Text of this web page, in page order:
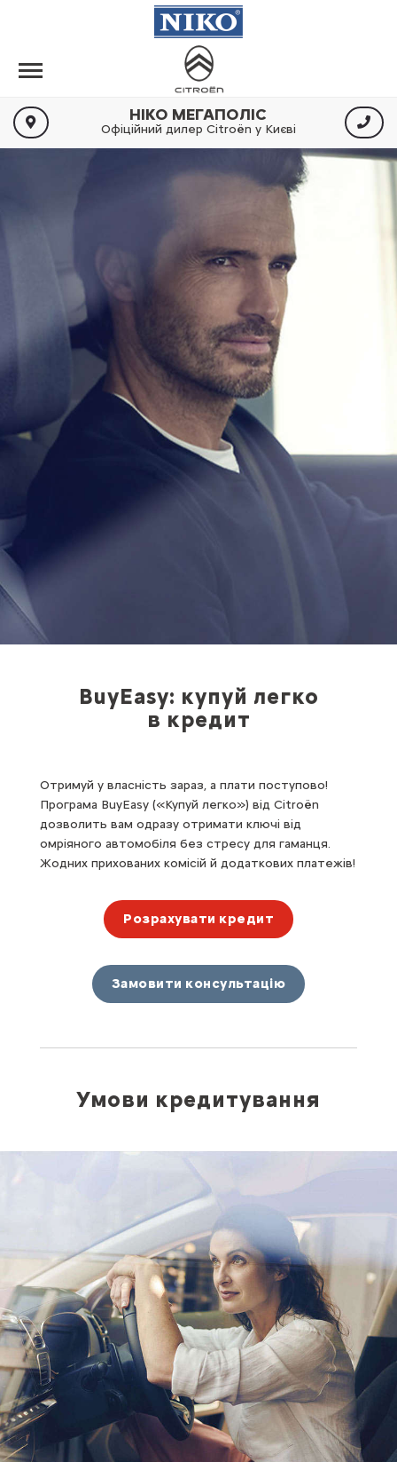
НІКО МЕГАПОЛІС
Офіційний дилер Citroën у Києві
BuyEasy: купуй легко
в кредит
Отримуй у власність зараз, а плати поступово!
Програма BuyEasy («Купуй легко») від Citroën
дозволить вам одразу отримати ключі від
омріяного автомобіля без стресу для гаманця.
Жодних прихованих комісій й додаткових платежів!
Розрахувати кредит
Замовити консультацію
Умови кредитування